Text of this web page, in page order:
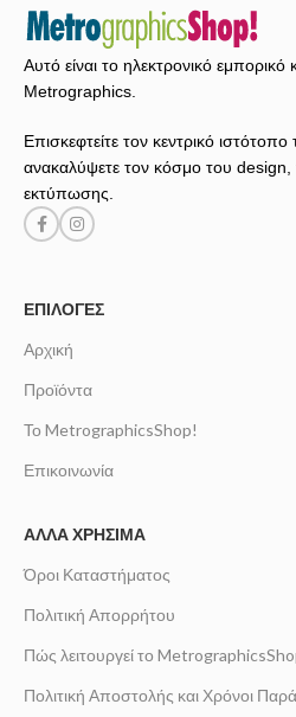
Αυτό είναι το ηλεκτρονικό εμπορικό
Metrographics.
Επισκεφτείτε τον κεντρικό ιστότοπο
ανακαλύψετε τον κόσμο του design,
εκτύπωσης.
ΕΠΙΛΟΓΈΣ
Αρχική
Προϊόντα
Το MetrographicsShop!
Επικοινωνία
ΆΛΛΑ ΧΡΉΣΙΜΑ
Όροι Καταστήματος
Πολιτική Απορρήτου
Πώς λειτουργεί το
Πολιτική Αποστολής και Χρόνοι